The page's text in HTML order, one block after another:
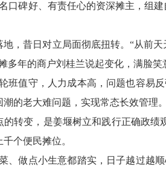
口碑好、有责任心的资深摊主，组
地，昔日对立局面彻底扭转。“从前
多年的商户刘桂兰说起变化，满脸笑
班值守，人力成本高，问题也容易
潮的老大难问题，实现常态长效管理
的转变，是姜堰树立和践行正确政
个便民摊位。
、做点小生意都踏实，日子越过越